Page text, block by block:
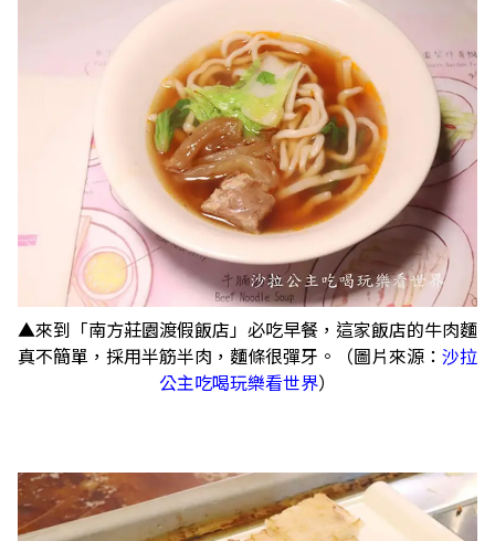
▲來到「南方莊園渡假飯店」必吃早餐，這家飯店的牛肉麵
真不簡單，採用半筋半肉，麵條很彈牙。（圖片來源： 沙拉
公主吃喝玩樂看世界）